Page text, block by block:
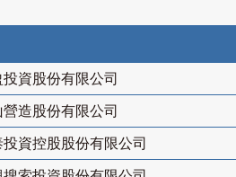
投資股份有限公司
營造股份有限公司
投資控股股份有限公司